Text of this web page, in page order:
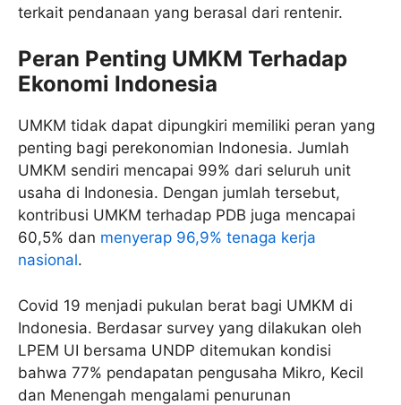
terkait pendanaan yang berasal dari rentenir.
Peran Penting UMKM Terhadap
Ekonomi Indonesia
UMKM tidak dapat dipungkiri memiliki peran yang
penting bagi perekonomian Indonesia. Jumlah
UMKM sendiri mencapai 99% dari seluruh unit
usaha di Indonesia. Dengan jumlah tersebut,
kontribusi UMKM terhadap PDB juga mencapai
60,5% dan menyerap 96,9% tenaga kerja
nasional.
Covid 19 menjadi pukulan berat bagi UMKM di
Indonesia. Berdasar survey yang dilakukan oleh
LPEM UI bersama UNDP ditemukan kondisi
bahwa 77% pendapatan pengusaha Mikro, Kecil
dan Menengah mengalami penurunan